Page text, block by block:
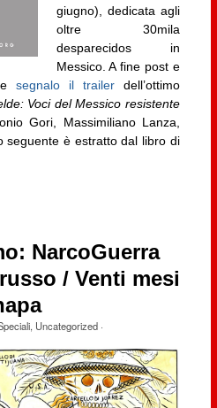
giugno), dedicata agli
oltre 30mila
desparecidos in
Messico. A fine post e
segnalo il trailerdell’ottimo
Voci del Messico resistente
Gori, Massimiliano Lanza,
seguente è estratto dal libro di
NarcoGuerra
/ Venti mesi
, Uncategorized·